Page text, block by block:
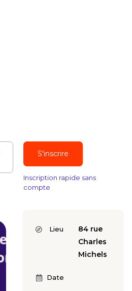
S'inscrire
Inscription rapide sans
compte
Lieu
84 rue
Charles
Michels
Date